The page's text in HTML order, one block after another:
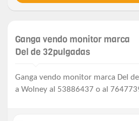
Ganga vendo monitor marca
Del de 32pulgadas
Ganga vendo monitor marca Del
a Wolney al 53886437 o al